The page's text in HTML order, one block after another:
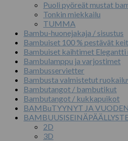
Puoli pyöreät mustat
Tonkin miekkailu
TUMMA
Bambu-huonejakaja / sisustus
Bambuiset 100 % pestävät
Bambuiset kaihtimet Elegantti
Bambulamppu ja varjostimet
Bambusservietter
Bambusta valmistetut
Bambutangot / bambutikut
Bambutangot / kukkapuikot
BAMBuTYYNYT JA
2D
3D